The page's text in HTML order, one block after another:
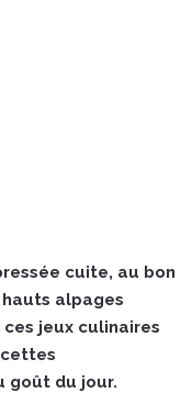
cuite, au bon
alpages
jeux culinaires
goût du jour.